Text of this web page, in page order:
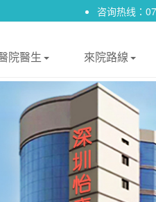
咨询热线：
院醫生 來院路線